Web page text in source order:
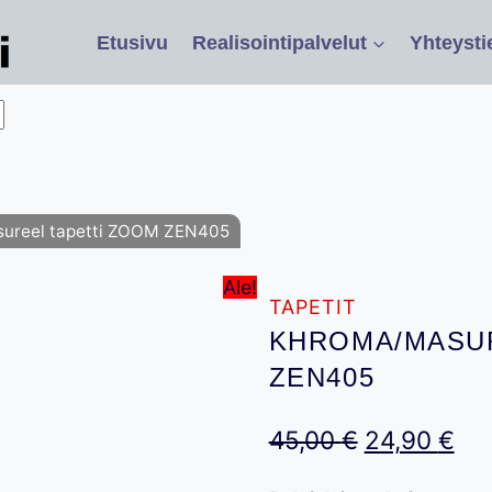
Etusivu Realisointipalvelut
tapetti ZOOM ZEN405
Ale!
TAPETIT
KHROMA/
ZEN405
45,00€ 24,90 €